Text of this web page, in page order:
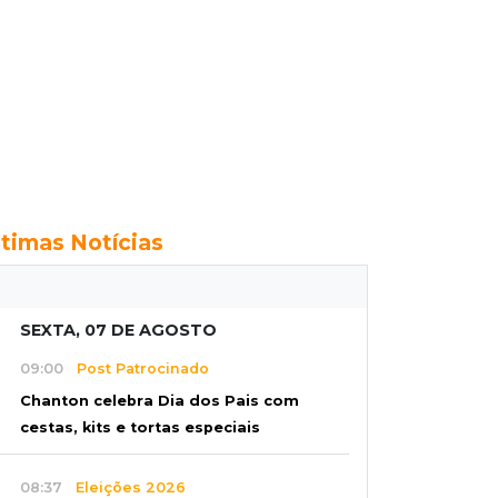
Notícias
SEXTA, 07 DE AGOSTO
09:00 Post Patrocinado
Chanton celebra Dia dos Pais com
cestas, kits e tortas especiais
08:37 Eleições 2026